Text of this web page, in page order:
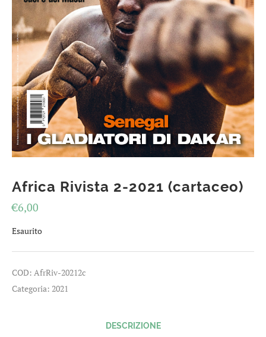
Africa Rivista 2-2021 (cartaceo)
€6,00
Esaurito
COD: AfrRiv-20212c
Categoria: 2021
DESCRIZIONE